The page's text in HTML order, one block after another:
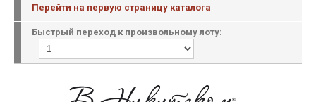
Перейти на первую страницу каталога
Быстрый переход к произвольному лоту: